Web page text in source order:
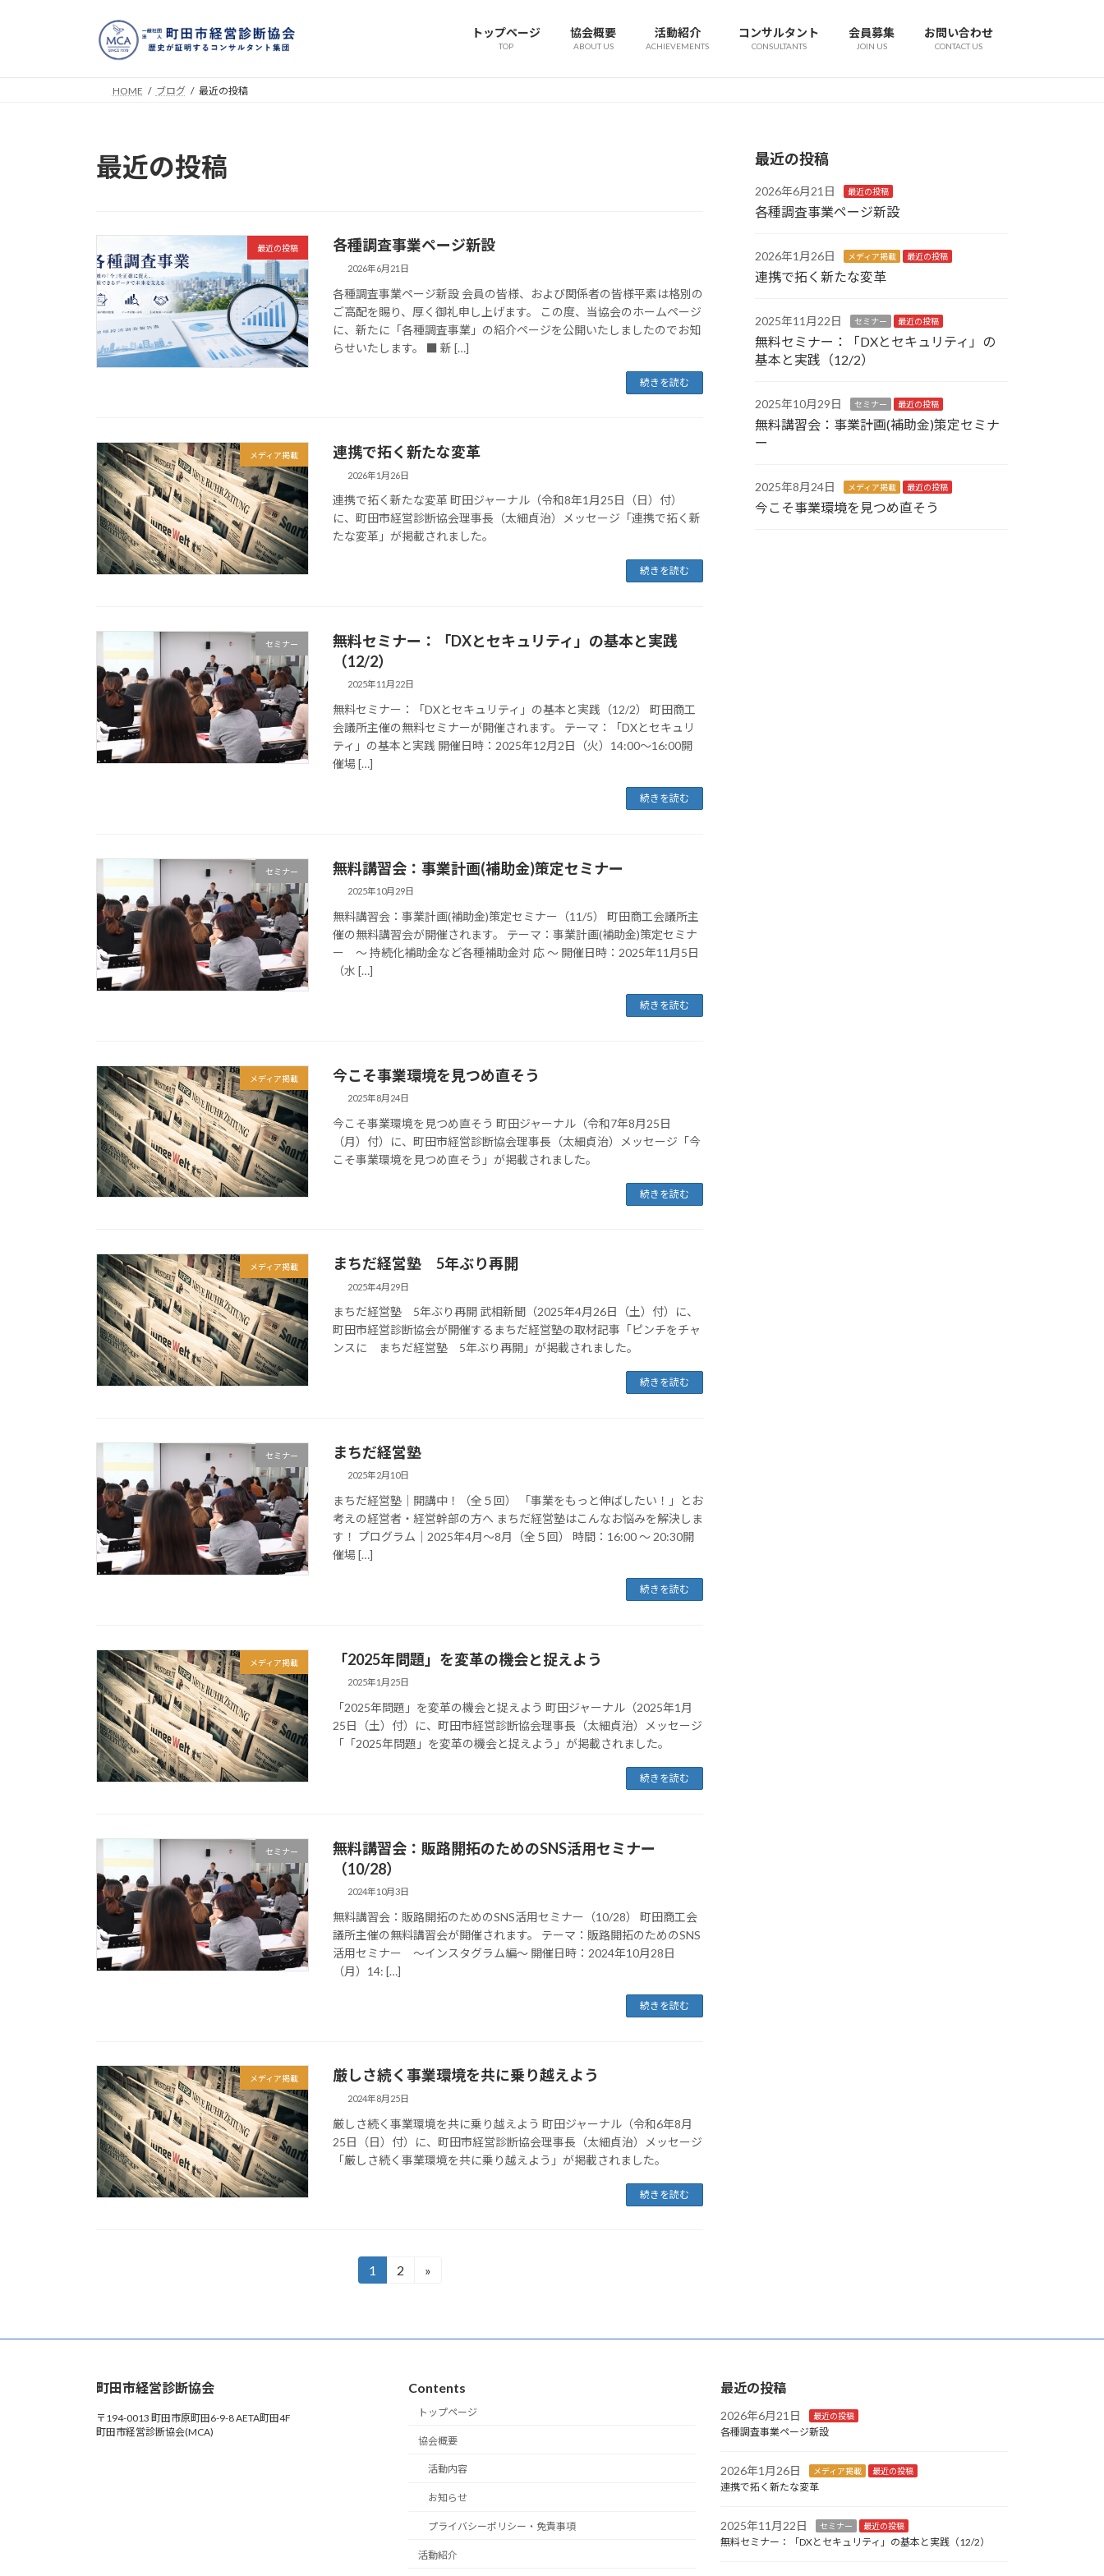
トップページ
TOP
協会概要
ABOUT US
活動紹介
ACHIEVEMENTS
コンサルタント
CONSULTANTS
会員募集
JOIN US
お問い合わせ
CONTACT US
HOME ブログ 最近の投稿
最近の投稿
最近の投稿 各種調査事業ページ新設
2026年6月21日
各種調査事業ページ新設 会員の皆様、および関係者の皆様平素は格別の
ご高配を賜り、厚く御礼申し上げます。 この度、当協会のホームページ
に、新たに「各種調査事業」の紹介ページを公開いたしましたのでお知
らせいたします。 ■ 新 […]
続きを読む
メディア掲載 連携で拓く新たな変革
2026年1月26日
連携で拓く新たな変革 町田ジャーナル（令和8年1月25日（日）付）
に、町田市経営診断協会理事長（太細貞治）メッセージ「連携で拓く新
たな変革」が掲載されました。
続きを読む
セミナー
無料セミナー：「DXとセキュリティ」の基本と実践
（12/2）
2025年11月22日
無料セミナー：「DXとセキュリティ」の基本と実践（12/2） 町田商工
会議所主催の無料セミナーが開催されます。 テーマ：「DXとセキュリ
ティ」の基本と実践 開催日時：2025年12月2日（火）14:00～16:00開
催場 […]
続きを読む
セミナー 無料講習会：事業計画(補助金)策定セミナー
2025年10月29日
無料講習会：事業計画(補助金)策定セミナー（11/5） 町田商工会議所主
催の無料講習会が開催されます。 テーマ：事業計画(補助金)策定セミナ
ー ～ 持続化補助金など各種補助金対 応 ～ 開催日時：2025年11月5日
（水 […]
続きを読む
メディア掲載 今こそ事業環境を見つめ直そう
2025年8月24日
今こそ事業環境を見つめ直そう 町田ジャーナル（令和7年8月25日
（月）付）に、町田市経営診断協会理事長（太細貞治）メッセージ「今
こそ事業環境を見つめ直そう」が掲載されました。
続きを読む
メディア掲載 まちだ経営塾 5年ぶり再開
2025年4月29日
まちだ経営塾 5年ぶり再開 武相新聞（2025年4月26日（土）付）に、
町田市経営診断協会が開催するまちだ経営塾の取材記事「ピンチをチャ
ンスに まちだ経営塾 5年ぶり再開」が掲載されました。
続きを読む
セミナー まちだ経営塾
2025年2月10日
まちだ経営塾｜開講中！（全５回） 「事業をもっと伸ばしたい！」とお
考えの経営者・経営幹部の方へ まちだ経営塾はこんなお悩みを解決しま
す！ プログラム｜2025年4月〜8月（全５回） 時間：16:00 〜 20:30開
催場 […]
続きを読む
メディア掲載 「2025年問題」を変革の機会と捉えよう
2025年1月25日
「2025年問題」を変革の機会と捉えよう 町田ジャーナル（2025年1月
25日（土）付）に、町田市経営診断協会理事長（太細貞治）メッセージ
「「2025年問題」を変革の機会と捉えよう」が掲載されました。
続きを読む
セミナー
無料講習会：販路開拓のためのSNS活用セミナー
（10/28）
2024年10月3日
無料講習会：販路開拓のためのSNS活用セミナー（10/28） 町田商工会
議所主催の無料講習会が開催されます。 テーマ：販路開拓のためのSNS
活用セミナー ～インスタグラム編～ 開催日時：2024年10月28日
（月）14: […]
続きを読む
メディア掲載 厳しさ続く事業環境を共に乗り越えよう
2024年8月25日
厳しさ続く事業環境を共に乗り越えよう 町田ジャーナル（令和6年8月
25日（日）付）に、町田市経営診断協会理事長（太細貞治）メッセージ
「厳しさ続く事業環境を共に乗り越えよう」が掲載されました。
続きを読む
の
ー
ジ
固
1
固
2 »
最近の投稿
2026年6月21日 最近の投稿
各種調査事業ページ新設
2026年1月26日 メディア掲載 最近の投稿
連携で拓く新たな変革
2025年11月22日 セミナー 最近の投稿
無料セミナー：「DXとセキュリティ」の
基本と実践（12/2）
2025年10月29日 セミナー 最近の投稿
無料講習会：事業計画(補助金)策定セミナ
ー
2025年8月24日 メディア掲載 最近の投稿
今こそ事業環境を見つめ直そう
町田市経営診断協会
〒194-0013 町田市原町田6-9-8 AETA町田4F
町田市経営診断協会(MCA)
Contents
トップページ
協会概要
活動内容
お知らせ
プライバシーポリシー・免責事項
活動紹介
最近の投稿
2026年6月21日 最近の投稿
各種調査事業ページ新設
2026年1月26日 メディア掲載 最近の投稿
連携で拓く新たな変革
2025年11月22日 セミナー 最近の投稿
無料セミナー：「DXとセキュリティ」の基本と実践（12/2）